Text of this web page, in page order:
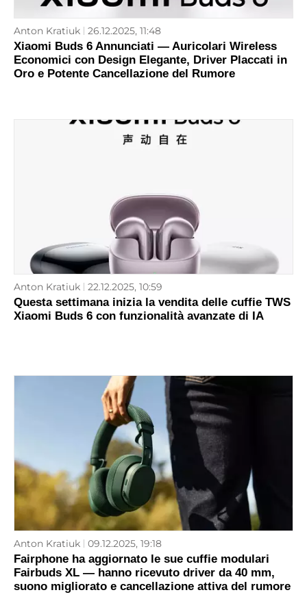
Anton Kratiuk 26.12.2025, 11:48
Xiaomi Buds 6 Annunciati — Auricolari Wireless
Economici con Design Elegante, Driver Placcati in
Oro e Potente Cancellazione del Rumore
Anton Kratiuk 22.12.2025, 10:59
Questa settimana inizia la vendita delle cuffie TWS
Xiaomi Buds 6 con funzionalità avanzate di IA
Anton Kratiuk 09.12.2025, 19:18
Fairphone ha aggiornato le sue cuffie modulari
Fairbuds XL — hanno ricevuto driver da 40 mm,
suono migliorato e cancellazione attiva del rumore